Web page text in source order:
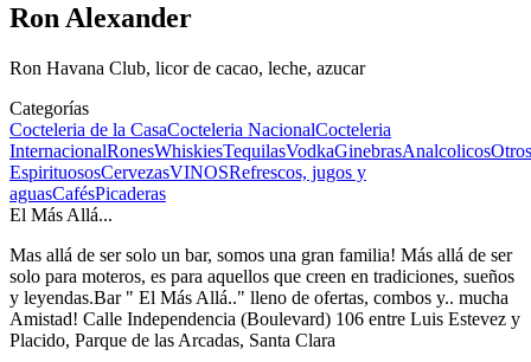
Ron Alexander
Ron Havana Club, licor de cacao, leche, azucar
Categorías
Cocteleria de la CasaCocteleria NacionalCocteleria
InternacionalRonesWhiskiesTequilasVodkaGinebrasAnalcolicosOtros
EspirituososCervezasVINOSRefrescos, jugos y
aguasCafésPicaderas
El Más Allá...
Mas allá de ser solo un bar, somos una gran familia! Más allá de ser
solo para moteros, es para aquellos que creen en tradiciones, sueños
y leyendas.Bar " El Más Allá.." lleno de ofertas, combos y.. mucha
Amistad! Calle Independencia (Boulevard) 106 entre Luis Estevez y
Placido, Parque de las Arcadas, Santa Clara